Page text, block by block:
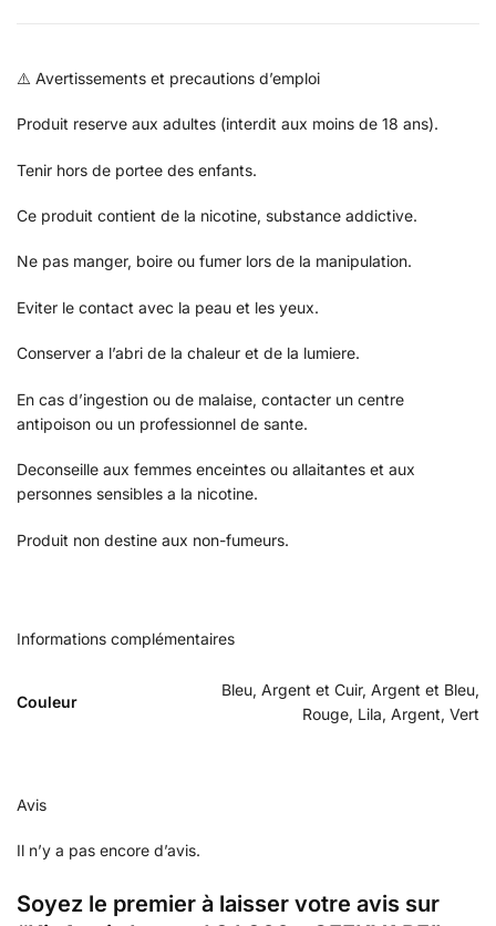
⚠️ Avertissements et precautions d’emploi
Produit reserve aux adultes (interdit aux moins de 18 ans).
Tenir hors de portee des enfants.
Ce produit contient de la nicotine, substance addictive.
Ne pas manger, boire ou fumer lors de la manipulation.
Eviter le contact avec la peau et les yeux.
Conserver a l’abri de la chaleur et de la lumiere.
En cas d’ingestion ou de malaise, contacter un centre
antipoison ou un professionnel de sante.
Deconseille aux femmes enceintes ou allaitantes et aux
personnes sensibles a la nicotine.
Produit non destine aux non-fumeurs.
Informations complémentaires
Couleur
Bleu, Argent et Cuir, Argent et Bleu,
Rouge, Lila, Argent, Vert
Avis
Il n’y a pas encore d’avis.
Soyez le premier à laisser votre avis sur